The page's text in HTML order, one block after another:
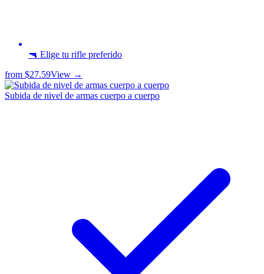
🔫 Elige tu rifle preferido
from $27.59View →
Subida de nivel de armas cuerpo a cuerpo